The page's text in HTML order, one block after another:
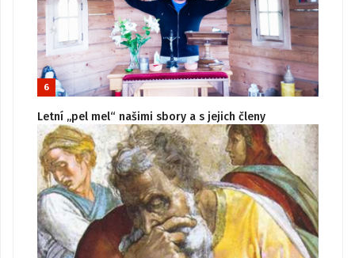
6
Letní „pel mel“ našimi sbory a s jejich členy